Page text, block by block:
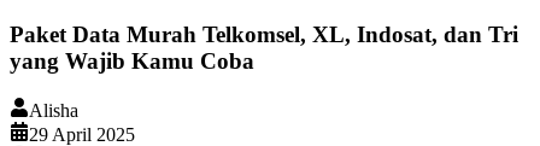
Paket Data Murah Telkomsel, XL, Indosat, dan Tri
yang Wajib Kamu Coba
Alisha
29 April 2025